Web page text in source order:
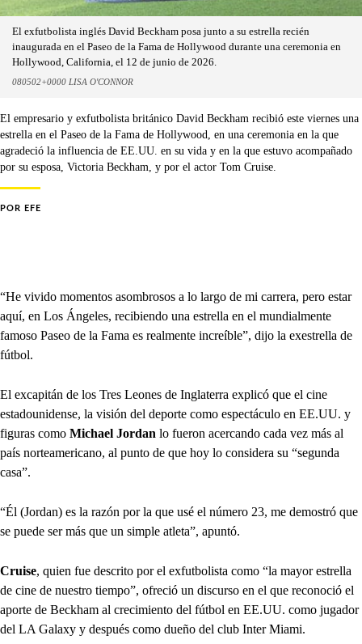
El exfutbolista inglés David Beckham posa junto a su estrella recién
inaugurada en el Paseo de la Fama de Hollywood durante una ceremonia en
Hollywood, California, el 12 de junio de 2026.
080502+0000 LISA O'CONNOR
El empresario y exfutbolista británico David Beckham recibió este viernes una
estrella en el Paseo de la Fama de Hollywood, en una ceremonia en la que
agradeció la influencia de EE.UU. en su vida y en la que estuvo acompañado
por su esposa, Victoria Beckham, y por el actor Tom Cruise.
POR EFE
“He vivido momentos asombrosos a lo largo de mi carrera, pero estar
aquí, en Los Ángeles, recibiendo una estrella en el mundialmente
famoso Paseo de la Fama es realmente increíble”, dijo la exestrella de
fútbol.
El excapitán de los Tres Leones de Inglaterra explicó que el cine
estadounidense, la visión del deporte como espectáculo en EE.UU. y
figuras como Michael Jordan lo fueron acercando cada vez más al
país norteamericano, al punto de que hoy lo considera su “segunda
casa”.
“Él (Jordan) es la razón por la que usé el número 23, me demostró que
se puede ser más que un simple atleta”, apuntó.
Cruise, quien fue descrito por el exfutbolista como “la mayor estrella
de cine de nuestro tiempo”, ofreció un discurso en el que reconoció el
aporte de Beckham al crecimiento del fútbol en EE.UU. como jugador
del LA Galaxy y después como dueño del club Inter Miami.